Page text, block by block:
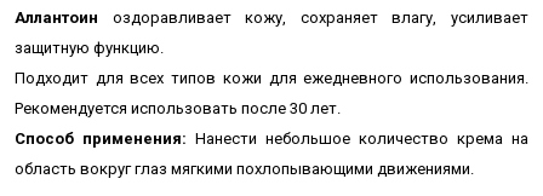
Аллантоин оздоравливает кожу, сохраняет влагу, усиливает
защитную функцию.
Подходит для всех типов кожи для ежедневного использования.
Рекомендуется использовать после 30 лет.
Способ применения: Нанести небольшое количество крема на
область вокруг глаз мягкими похлопывающими движениями.